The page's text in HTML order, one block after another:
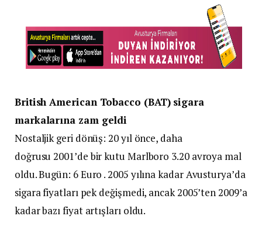
British American Tobacco (BAT) sigara
markalarına zam geldi
Nostaljik geri dönüş: 20 yıl önce, daha
doğrusu 2001’de bir kutu Marlboro 3.20 avroya mal
oldu. Bugün: 6 Euro . 2005 yılına kadar Avusturya’da
sigara fiyatları pek değişmedi, ancak 2005’ten 2009’a
kadar bazı fiyat artışları oldu.